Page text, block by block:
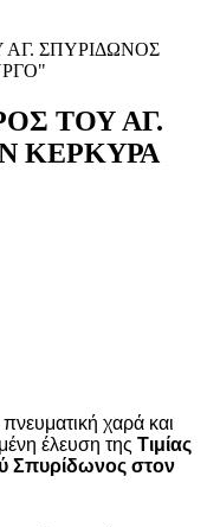
ΑΓ. ΣΠΥΡΙΔΩΝΟΣ
ΤΟΥ ΑΓ.
ΚΕΡΚΥΡΑ
πνευματική χαρά και
έλευση της Τιμίας
Σπυρίδωνος στον